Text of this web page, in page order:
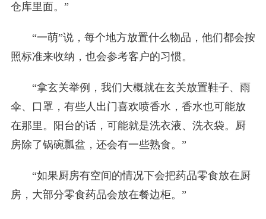
仓库里面。”
“一萌”说，每个地方放置什么物品，他们都会按
照标准来收纳，也会参考客户的习惯。
“拿玄关举例，我们大概就在玄关放置鞋子、雨
伞、口罩，有些人出门喜欢喷香水，香水也可能放
在那里。阳台的话，可能就是洗衣液、洗衣袋。厨
房除了锅碗瓢盆，还会有一些熟食。”
“如果厨房有空间的情况下会把药品零食放在厨
房，大部分零食药品会放在餐边柜。”